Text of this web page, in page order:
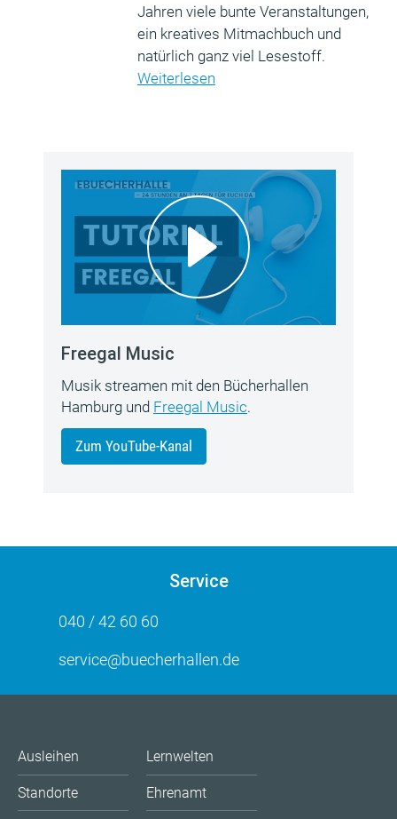
Jahren viele bunte Veranstaltungen,
ein kreatives Mitmachbuch und
natürlich ganz viel Lesestoff.
Weiterlesen
Freegal Music
Musik streamen mit den Bücherhallen
Hamburg und Freegal Music.
Zum YouTube-Kanal
Service
040 / 42 60 60
service@buecherhallen.de
Ausleihen
Standorte
Lernwelten
Ehrenamt